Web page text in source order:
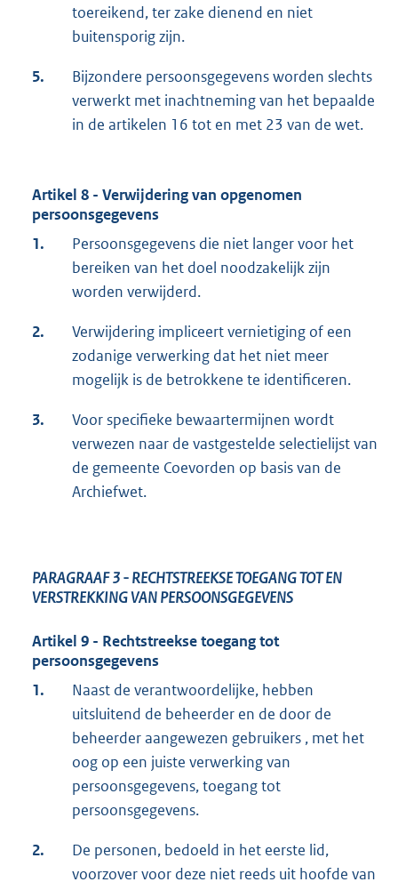
toereikend, ter zake dienend en niet
buitensporig zijn.
5.
Bijzondere persoonsgegevens worden slechts
verwerkt met inachtneming van het bepaalde
in de artikelen 16 tot en met 23 van de wet.
Artikel 8 - Verwijdering van opgenomen
persoonsgegevens
1.
Persoonsgegevens die niet langer voor het
bereiken van het doel noodzakelijk zijn
worden verwijderd.
2.
Verwijdering impliceert vernietiging of een
zodanige verwerking dat het niet meer
mogelijk is de betrokkene te identificeren.
3.
Voor specifieke bewaartermijnen wordt
verwezen naar de vastgestelde selectielijst van
de gemeente Coevorden op basis van de
Archiefwet.
PARAGRAAF 3- RECHTSTREEKSE TOEGANG TOT EN
VERSTREKKING VAN PERSOONSGEGEVENS
Artikel 9 - Rechtstreekse toegang tot
persoonsgegevens
1.
Naast de verantwoordelijke, hebben
uitsluitend de beheerder en de door de
beheerder aangewezen gebruikers , met het
oog op een juiste verwerking van
persoonsgegevens, toegang tot
persoonsgegevens.
2.
De personen, bedoeld in het eerste lid,
voorzover voor deze niet reeds uit hoofde van